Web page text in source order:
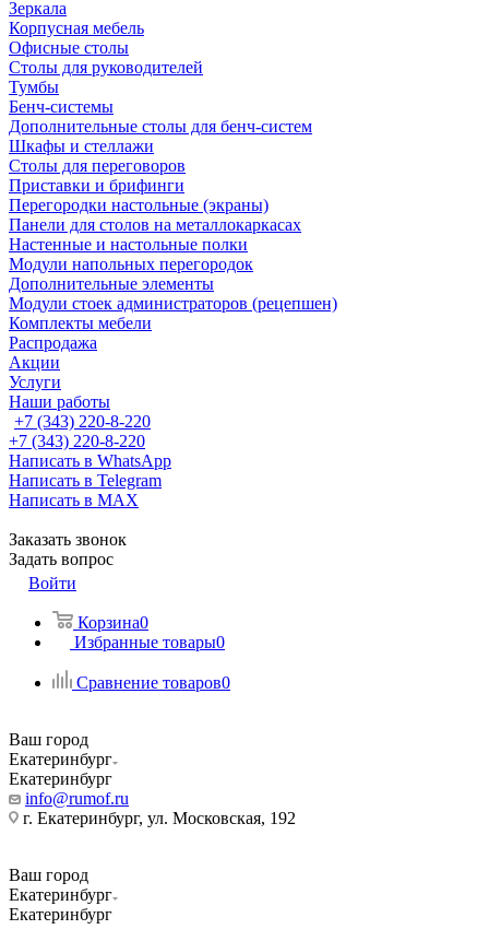
Зеркала
Корпусная мебель
Офисные столы
Столы для руководителей
Тумбы
Бенч-системы
Дополнительные столы для бенч-систем
Шкафы и стеллажи
Столы для переговоров
Приставки и брифинги
Перегородки настольные (экраны)
Панели для столов на металлокаркасах
Настенные и настольные полки
Модули напольных перегородок
Дополнительные элементы
Модули стоек администраторов (рецепшен)
Комплекты мебели
Распродажа
Акции
Услуги
Наши работы
+7 (343) 220-8-220
+7 (343) 220-8-220
Написать в WhatsApp
Написать в Telegram
Написать в MAX
Заказать звонок
Задать вопрос
Войти
Корзина0
Избранные товары0
Сравнение товаров0
Ваш город
Екатеринбург
Екатеринбург
info@rumof.ru
г. Екатеринбург, ул. Московская, 192
Ваш город
Екатеринбург
Екатеринбург